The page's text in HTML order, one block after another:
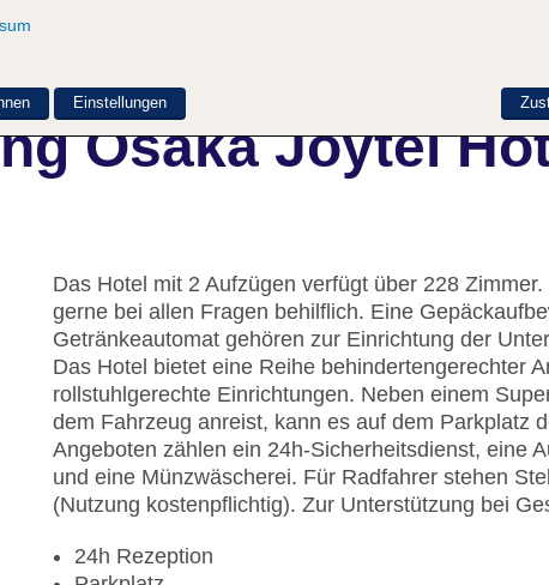
Osaka Joytel
Das Hotel mit 2 Aufzügen verfügt über 228
gerne bei allen Fragen behilflich. Eine
Getränkeautomat gehören zur Einrichtung der
Das Hotel bietet eine Reihe behindertengerechter
rollstuhlgerechte Einrichtungen. Neben einem
dem Fahrzeug anreist, kann es auf dem Parkplatz
Angeboten zählen ein 24h-Sicherheitsdienst, eine
und eine Münzwäscherei. Für Radfahrer stehen
(Nutzung kostenpflichtig). Zur Unterstützung bei
24h Rezeption
Einstellungen